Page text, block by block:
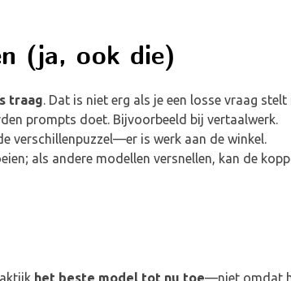
(ja, ook die)
traag. Dat is niet erg als je een losse vraag
prompts doet. Bijvoorbeeld bij vertaalwerk.
verschillenpuzzel—er is werk aan de winkel.
als andere modellen versnellen, kan de
het beste model tot nu toe—niet omdat